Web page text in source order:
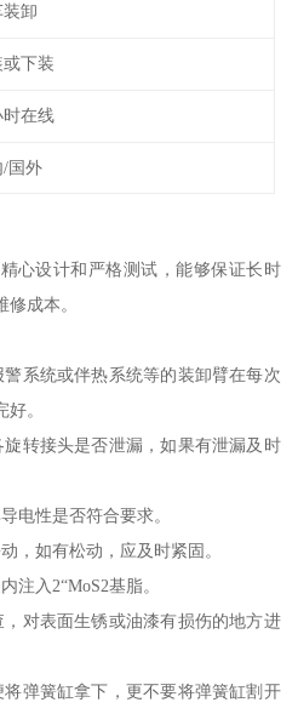
卸
或下装
时在线
/国外
心设计和严格测试，能够保证长时
成本。
系统或伴热系统等的装卸臂在每次
。
转接头是否泄漏，如果有泄漏及时
电性是否符合要求。
，如有松动，应及时紧固。
注入2“MoS2基脂。
对表面生锈或油漆有损伤的地方进
弹簧缸拿下，更不要将弹簧缸割开